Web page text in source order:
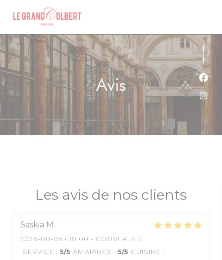
Personnalisation de vos choix en matière de cookies
Avis
Les avis de nos clients
Saskia M
2026-08-05 - 18:00 - COUVERTS 2
SERVICE : 5/5 AMBIANCE : 5/5 CUISINE :